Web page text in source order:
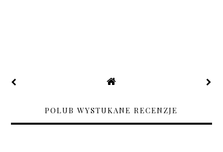
POLUB WYSTUKANE RECENZJE